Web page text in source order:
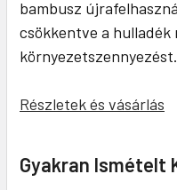
bambusz
csökkentve a hulladék
környezetszennyezést.
Részletek és vásárlás
Gyakran Ismételt